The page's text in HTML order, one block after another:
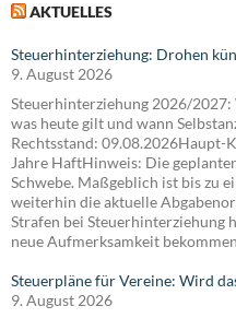
AKTUELLES
Steuerhinterziehung: Drohen
9. August 2026
Steuerhinterziehung 2026/2027:
was heute gilt und wann
Rechtsstand: 09.08.2026Haupt-
Jahre HaftHinweis: Die
Schwebe. Maßgeblich ist bis zu
weiterhin die aktuelle
Strafen bei Steuerhinterziehung
neue Aufmerksamkeit
Steuerpläne für Vereine: Wird
9. August 2026